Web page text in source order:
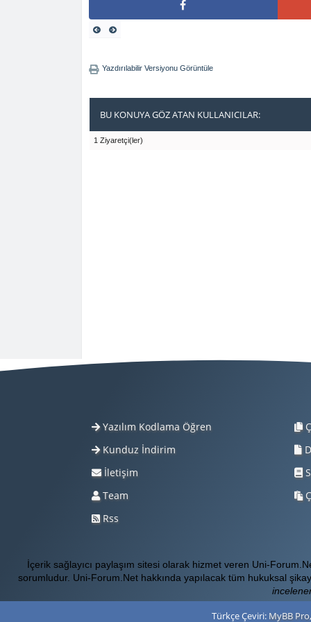
Yazdırılabilir Versiyonu Görüntüle
BU KONUYA GÖZ ATAN KULLANICILAR:
1 Ziyaretçi(ler)
Yazılım Kodlama Öğren
Kunduz İndirim
İletişim
Team
Rss
İçerik sağlayıcı paylaşım sitesi olarak hizmet veren Uni-
sorumludur. Uni-Forum.Net hakkında yapılacak tüm hukuksal
Türkçe Çeviri: MyBB Pro